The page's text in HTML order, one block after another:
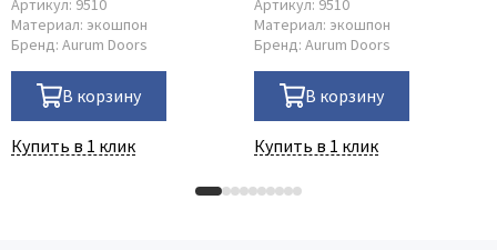
Материал: экошпон
Бренд: Aurum Doors
В корзину
Купить в 1 клик
Материал: экошпон
Бренд: Aurum Doors
В корзину
Купить в 1 клик